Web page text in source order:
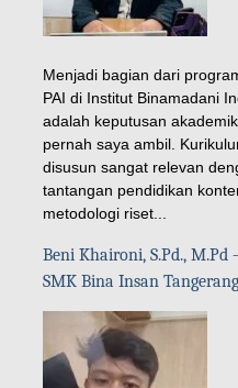
Menjadi bagian dari
PAI di Institut Binamadani
adalah keputusan
pernah saya ambil.
disusun sangat relevan
tantangan pendidikan
metodologi riset...
Beni Khaironi, S.Pd., M.Pd
SMK Bina Insan Tangerang